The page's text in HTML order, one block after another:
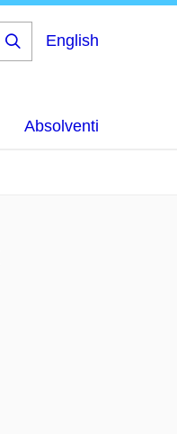
English
Absolventi